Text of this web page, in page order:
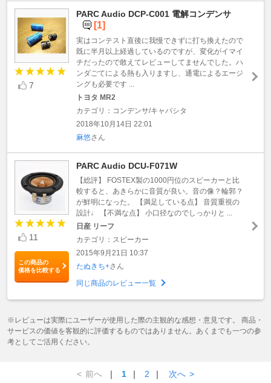
7
PARC Audio DCP-C001 電解コンデンサ
[1]
実はコンテスト直後に我慢できずに打ち換えたので
既に半月以上経過しているのですが、変化がイマイ
チだったので敢えてレビューしてませんでした。ハ
ンダごてによる熱も入りますし、通電によるエージ
ングも必要です ...
トヨタ MR2
カテゴリ：コンデンサ/キャパシタ
2018年10月14日 22:01
麻悠さん
11
この商品の
価格を比較する
PARC Audio DCU-F071W
【総評】 FOSTEX製の1000円位のスピーカーと比
較すると、あきらかに音質が良い。音の像？輪郭？
が鮮明になった。 【満足している点】 音質重視の
設計♩ 【不満な点】 小口径なのでしっかりと ...
日産 リーフ
カテゴリ：スピーカー
2015年9月21日 10:37
たぬきち+さん
同じ商品のレビュー一覧
※レビューは実際にユーザーが使用した際の主観的な感想・意見です。 商品・
サービスの価値を客観的に評価するものではありません。あくまでも一つの参
考としてご活用ください。
< 前へ ｜ 1 ｜ 2 ｜ 次へ >